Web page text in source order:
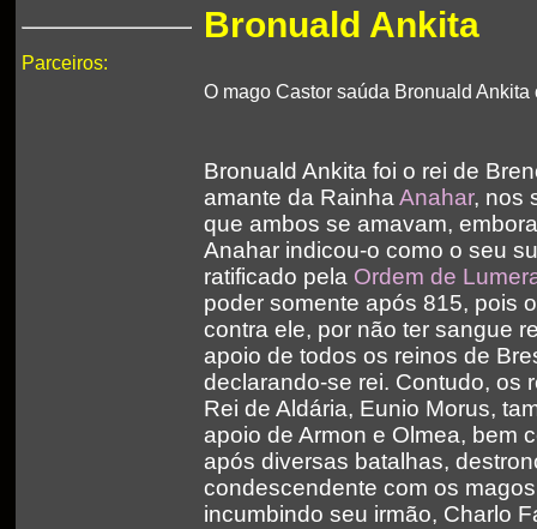
Parceiros:
Bronuald Ankita
O mago Castor saúda Bronuald
Bronuald Ankita foi o rei de
amante da Rainha Anahar, nos
que ambos se amavam,
Anahar indicou-o como o seu
ratificado pela Ordem de
poder somente após 815, pois
contra ele, por não ter sangue
apoio de todos os reinos de
declarando-se rei. Contudo, os
Rei de Aldária, Eunio Morus,
apoio de Armon e Olmea, bem
após diversas batalhas,
condescendente com os
incumbindo seu irmão, Charlo